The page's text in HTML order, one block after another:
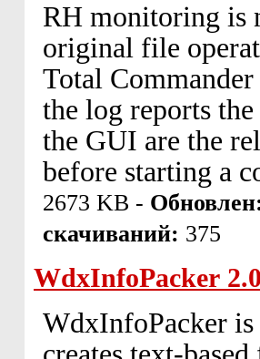
RH monitoring is
original file
Total
the log reports
the GUI are the
before starting a
2673 KB -
скачиваний: 375
WdxInfoPacker
WdxInfoPacker